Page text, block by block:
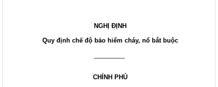
NGHỊ ĐỊNH
Quy định chế độ bảo hiểm cháy, nổ bắt buộc
CHÍNH PHỦ